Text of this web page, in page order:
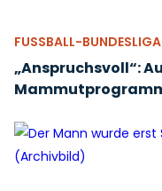
FUSSBALL-BUNDESLIGA
„Anspruchsvoll“: